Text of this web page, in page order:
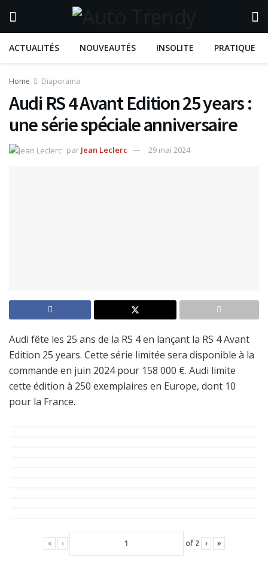
ACTUALITÉS NOUVEAUTÉS INSOLITE PRATIQUE
Home Diaporama
Audi RS 4 Avant Edition 25 years :
une série spéciale anniversaire
par Jean Leclerc 29 mai 2024
Audi fête les 25 ans de la RS 4 en lançant la RS 4 Avant
Edition 25 years. Cette série limitée sera disponible à la
commande en juin 2024 pour 158 000 €. Audi limite
cette édition à 250 exemplaires en Europe, dont 10
pour la France.
« ‹ of 2 › »